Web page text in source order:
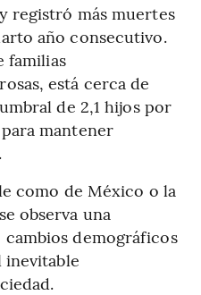
registró más muertes
año consecutivo.
familias
está cerca de
de 2,1 hijos por
mantener
como de México o la
observa una
demográficos
inevitable